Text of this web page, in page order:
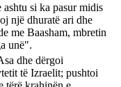
si ka pasur midis
një dhuratë ari dhe
me Baasham, mbretin
unë".
dhe dërgoi
të Izraelit; pushtoi